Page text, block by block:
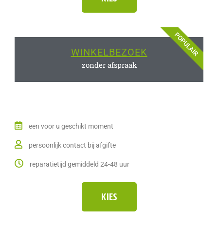
POPULAIR
WINKELBEZOEK
zonder afspraak
een voor u geschikt moment
persoonlijk contact bij afgifte
reparatietijd gemiddeld 24-48 uur
KIES